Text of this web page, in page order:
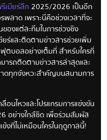
เมียร์ลีก 2025/2026 เป็นอีก
ลาด เพราะนี่คือช่วงเวลาที่จะ
องแต่ละทีมในการช่วงชิง
ยร์และติดตามข่าวสารช่วยเพิ่ม
ตบอลอย่างเต็มที่ สำหรับใครที่
ารถติดตามข่าวสารล่าสุดและ
าดทุกจังหวะสำคัญบนสนามการ
นไหวและโปรแกรมการแข่งขัน
อย่างใกล้ชิด เพื่อร่วมสัมผัส
งที่ไม่เหมือนใครในฤดูกาลนี้!